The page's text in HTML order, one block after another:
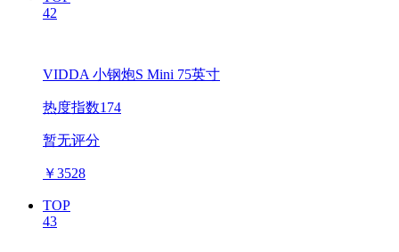
42
VIDDA 小钢炮S Mini 75英寸
热度指数174
暂无评分
￥3528
TOP
43